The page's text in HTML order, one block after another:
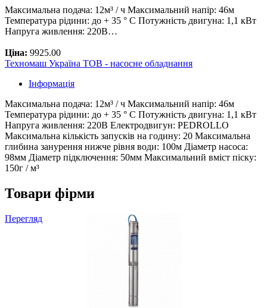
Максимальна подача: 12м³ / ч Максимальний напір: 46м
Температура рідини: до + 35 ° С Потужність двигуна: 1,1 кВт
Напруга живлення: 220В…
Ціна: 9925.00
Техномаш Україна ТОВ - насосне обладнання
Інформація
Максимальна подача: 12м³ / ч Максимальний напір: 46м
Температура рідини: до + 35 ° С Потужність двигуна: 1,1 кВт
Напруга живлення: 220В Електродвигун: PEDROLLO
Максимальна кількість запусків на годину: 20 Максимальна
глибина занурення нижче рівня води: 100м Діаметр насоса:
98мм Діаметр підключення: 50мм Максимальний вміст піску:
150г / м³
Товари фірми
Перегляд